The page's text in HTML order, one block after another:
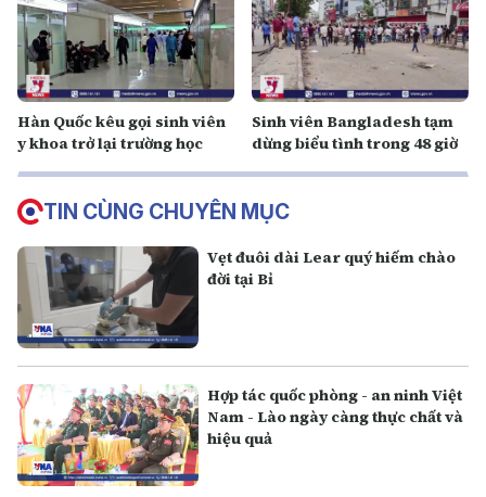
Hàn Quốc kêu gọi sinh viên
y khoa trở lại trường học
Sinh viên Bangladesh tạm
dừng biểu tình trong 48 giờ
TIN CÙNG CHUYÊN MỤC
Vẹt đuôi dài Lear quý hiếm chào
đời tại Bỉ
Hợp tác quốc phòng - an ninh Việt
Nam - Lào ngày càng thực chất và
hiệu quả